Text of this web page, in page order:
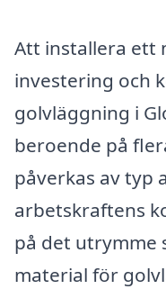
Att installera ett
investering och
golvläggning i
beroende på
påverkas av typ
arbetskraftens
på det utrymme
material för